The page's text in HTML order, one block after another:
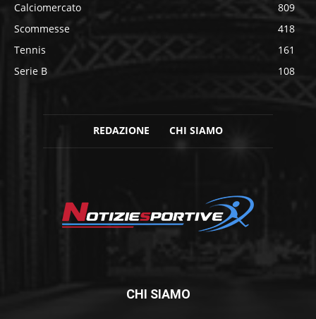
Calciomercato
809
Scommesse
418
Tennis
161
Serie B
108
REDAZIONE CHI SIAMO
CHI SIAMO